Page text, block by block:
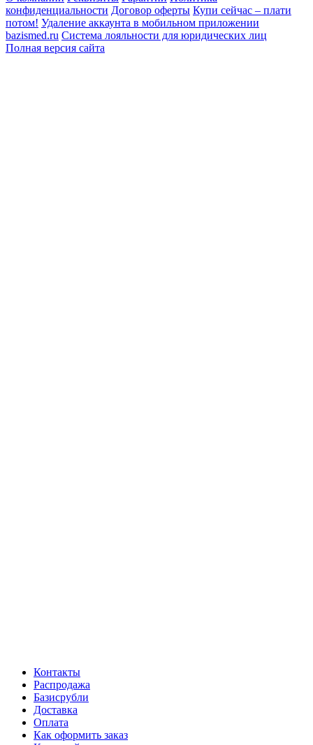
конфиденциальности Договор оферты Купи сейчас – плати
потом! Удаление аккаунта в мобильном приложении
bazismed.ru Система лояльности для юридических лиц
Полная версия сайта
Контакты
Распродажа
Базисрубли
Доставка
Оплата
Как оформить заказ